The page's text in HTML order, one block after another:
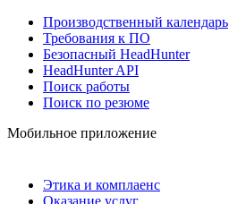
Производственный календарь
Требования к ПО
Безопасный HeadHunter
HeadHunter API
Поиск работы
Поиск по резюме
Мобильное приложение
Этика и комплаенс
Оказание услуг